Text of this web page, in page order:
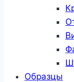
Образцы